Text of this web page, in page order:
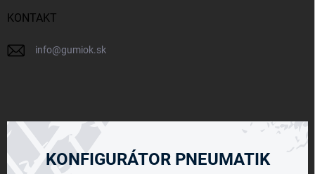
KONTAKT
info@gumiok.sk
KONFIGURÁTOR PNEUMATIK